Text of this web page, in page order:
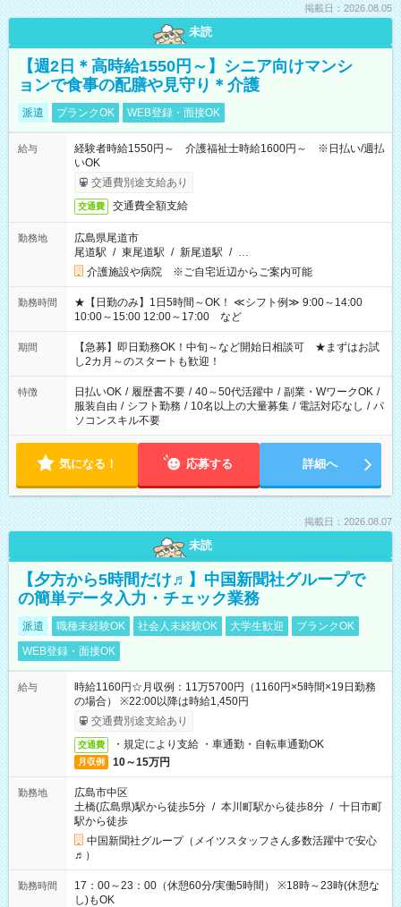
掲載日：2026.08.05
未読
【週2日＊高時給1550円～】シニア向けマンシ
ョンで食事の配膳や見守り＊介護
派遣 ブランクOK WEB登録・面接OK
給与
経験者時給1550円～ 介護福祉士時給1600円～ ※日払い/週払
いOK
交通費別途支給あり
交通費 交通費全額支給
勤務地
広島県尾道市
尾道駅 / 東尾道駅 / 新尾道駅 / …
介護施設や病院 ※ご自宅近辺からご案内可能
勤務時間
★【日勤のみ】1日5時間～OK！ ≪シフト例≫ 9:00～14:00
10:00～15:00 12:00～17:00 など
期間
【急募】即日勤務OK！中旬～など開始日相談可 ★まずはお試
し2カ月～のスタートも歓迎！
特徴 日払いOK / 履歴書不要 / 40～50代活躍中 / 副業・WワークOK /
服装自由 / シフト勤務 / 10名以上の大量募集 / 電話対応なし / パ
ソコンスキル不要
気になる！ 応募する 詳細へ
掲載日：2026.08.07
未読
【夕方から5時間だけ♬】中国新聞社グループで
の簡単データ入力・チェック業務
派遣 職種未経験OK 社会人未経験OK 大学生歓迎
ブランクOK
WEB登録・面接OK
給与
時給1160円☆月収例：11万5700円（1160円×5時間×19日勤務
の場合） ※22:00以降は時給1,450円
交通費別途支給あり
交通費 ・規定により支給 ・車通勤・自転車通勤OK
月収例 10～15万円
勤務地
広島市中区
土橋(広島県)駅から徒歩5分 / 本川町駅から徒歩8分 / 十日市町
駅から徒歩
中国新聞社グループ（メイツスタッフさん多数活躍中で安心
♬）
勤務時間
17：00～23：00（休憩60分/実働5時間） ※18時～23時(休憩な
し)もOK